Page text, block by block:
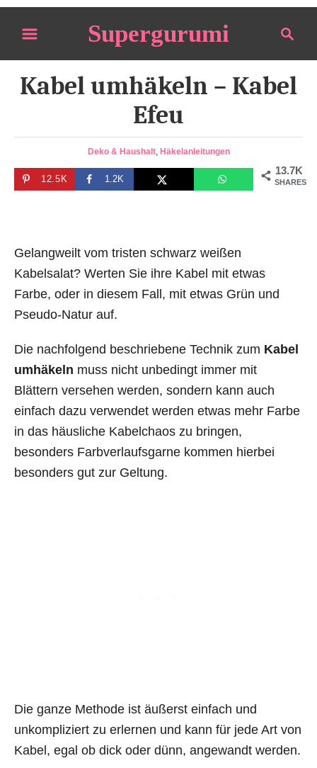
i
a
r
Supergurumi
Kabel umhäkeln – Kabel
Efeu
C
a
t
i
e
Deko & Haushalt, Häkelanleitungen
13.7K
SHARES
12.5K 1.2K
Gelangweilt vom tristen schwarz weißen
Kabelsalat? Werten Sie ihre Kabel mit etwas
Farbe, oder in diesem Fall, mit etwas Grün und
Pseudo-Natur auf.
Die nachfolgend beschriebene Technik zum Kabel
umhäkeln muss nicht unbedingt immer mit
Blättern versehen werden, sondern kann auch
einfach dazu verwendet werden etwas mehr Farbe
in das häusliche Kabelchaos zu bringen,
besonders Farbverlaufsgarne kommen hierbei
besonders gut zur Geltung.
Die ganze Methode ist äußerst einfach und
unkompliziert zu erlernen und kann für jede Art von
Kabel, egal ob dick oder dünn, angewandt werden.